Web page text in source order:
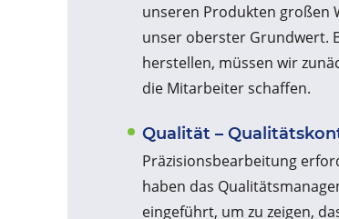
unseren Produkten großen
unser oberster Grundwert.
herstellen, müssen wir
die Mitarbeiter schaffen.
Qualität –
Präzisionsbearbeitung
haben das
eingeführt, um zu zeigen,